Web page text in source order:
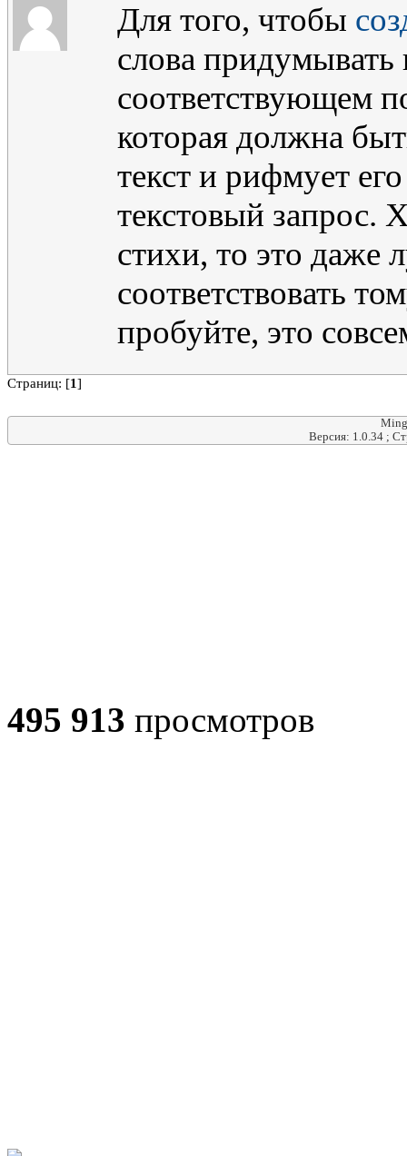
Для того, чтобы
слова
соответствующем
которая должна
текст и рифмует
текстовый запрос.
стихи, то это даже
соответствовать
пробуйте, это
Страниц: [1]
Версия: 1.0.34 ;
495 913 просмотров